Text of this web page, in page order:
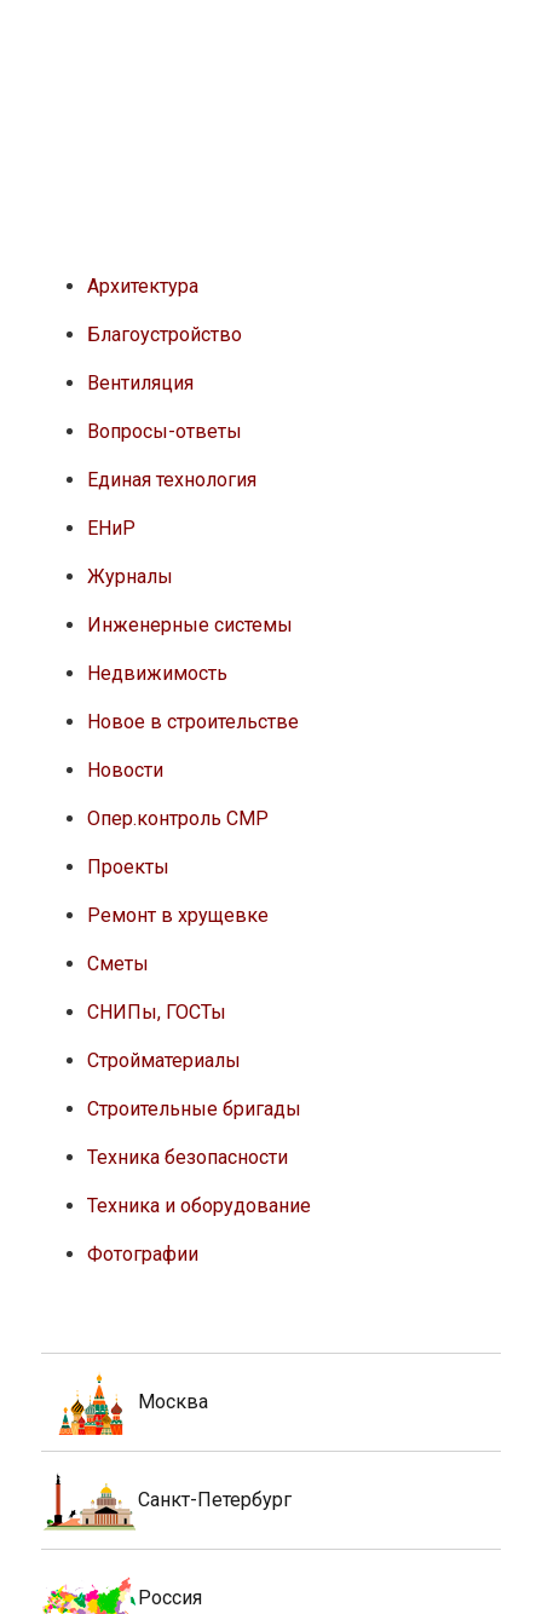
Архитектура
Благоустройство
Вентиляция
Вопросы-ответы
Единая технология
ЕНиР
Журналы
Инженерные системы
Недвижимость
Новое в строительстве
Новости
Опер.контроль СМР
Проекты
Ремонт в хрущевке
Сметы
СНИПы, ГОСТы
Стройматериалы
Строительные бригады
Техника безопасности
Техника и оборудование
Фотографии
Москва
Санкт-Петербург
Россия